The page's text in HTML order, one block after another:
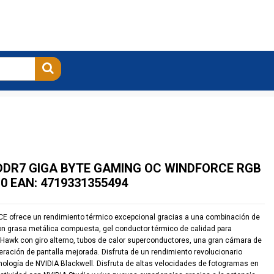
GIGA BYTE GAMING OC WINDFORCE RGB
EAN: 4719331355494
ofrece un rendimiento térmico excepcional gracias a una combinación de
grasa metálica compuesta, gel conductor térmico de calidad para
con giro alterno, tubos de calor superconductores, una gran cámara de
de pantalla mejorada. Disfruta de un rendimiento revolucionario
de NVIDIA Blackwell. Disfruta de altas velocidades de fotogramas en